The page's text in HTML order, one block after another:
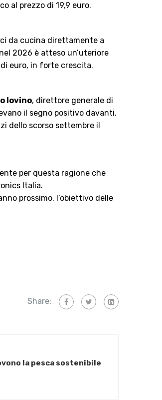
al prezzo di 19,9 euro.
da cucina direttamente a
2026 è atteso un’uteriore
euro, in forte crescita.
Iovino, direttore generale di
il segno positivo davanti.
dello scorso settembre il
per questa ragione che
Italia.
prossimo, l’obiettivo delle
Share:
la pesca sostenibile